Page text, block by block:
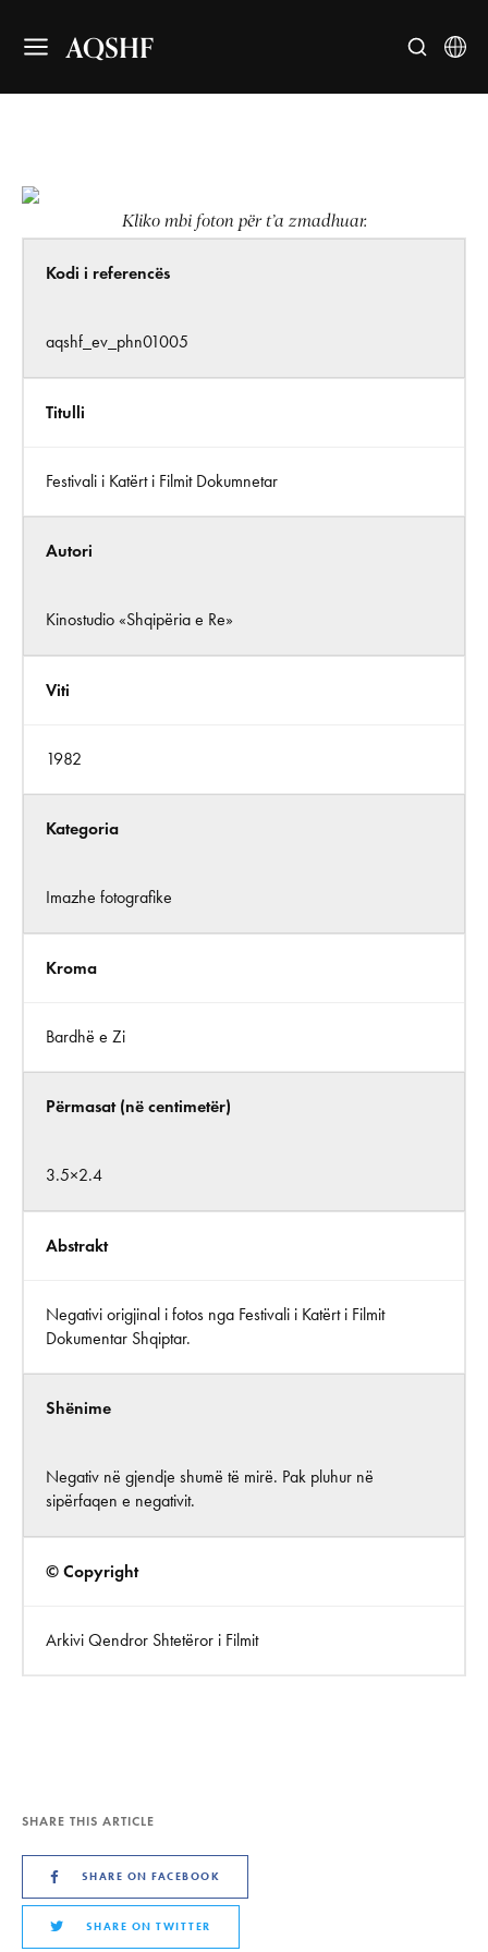
AQSHF
Kliko mbi foton për t’a zmadhuar.
Kodi i referencës
aqshf_ev_phn01005
Titulli
Festivali i Katërt i Filmit Dokumnetar
Autori
Kinostudio «Shqipëria e Re»
Viti
1982
Kategoria
Imazhe fotografike
Kroma
Bardhë e Zi
Përmasat (në centimetër)
3.5×2.4
Abstrakt
Negativi origjinal i fotos nga Festivali i Katërt i Filmit
Dokumentar Shqiptar.
Shënime
Negativ në gjendje shumë të mirë. Pak pluhur në
sipërfaqen e negativit.
© Copyright
Arkivi Qendror Shtetëror i Filmit
SHARE THIS ARTICLE
SHARE ON FACEBOOK
SHARE ON TWITTER